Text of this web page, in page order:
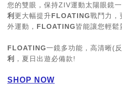
您的雙眼，保持ZIV運動太陽眼鏡
利 更大幅提升FLOATING戰鬥力，
外運動， FLOATING皆能讓您輕鬆
FLOATING一鏡多功能，高清晰(
利
，夏日出遊必備款!
SHOP NOW